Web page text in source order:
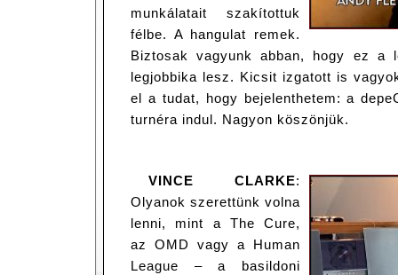
munkálatait szakítottuk
félbe. A hangulat remek.
Biztosak vagyunk abban, hogy ez a
legjobbika lesz. Kicsit izgatott is
el a tudat, hogy bejelenthetem: a
turnéra indul. Nagyon köszönjük.
VINCE CLARKE:
Olyanok szerettünk volna
lenni, mint a The Cure,
az OMD vagy a Human
League – a basildoni